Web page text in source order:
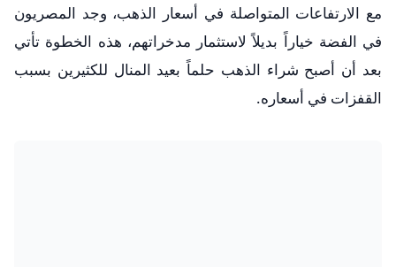
مع الارتفاعات المتواصلة في أسعار الذهب، وجد المصريون
في الفضة خياراً بديلاً لاستثمار مدخراتهم، هذه الخطوة تأتي
بعد أن أصبح شراء الذهب حلماً بعيد المنال للكثيرين بسبب
القفزات في أسعاره.